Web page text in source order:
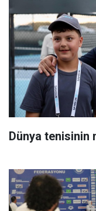
Dünya tenisinin